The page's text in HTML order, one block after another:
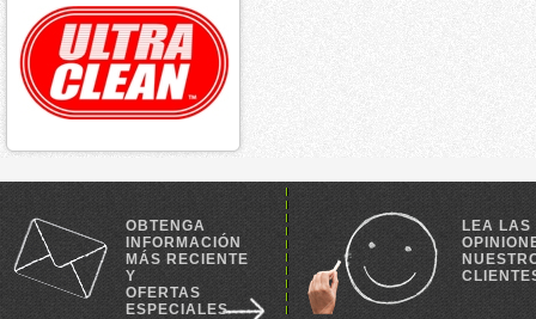
OBTENGA
INFORMACIÓN
MÁS RECIENTE
Y
OFERTAS
ESPECIALES
LEA LAS